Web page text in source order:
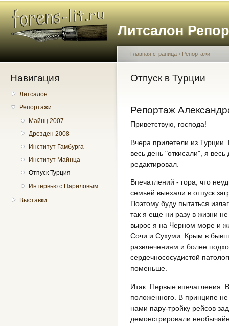
Литсалон
Навигация
Литсалон
Репортажи
Майнц 2007
Дрезден 2008
Институт Гамбурга
Институт Майнца
Отпуск Турция
Интервью с Париловым
Выставки
Вы здесь
Главная страница › Репортажи
Отпуск в Турции
Репортаж
Приветствую, господа!
Вчера прилетели из
весь день "откисали", я
редактировал.
Впечатлений - гора, что
семьей выехали в отпуск
Поэтому буду пытаться
так я еще ни разу в жизни
вырос я на Черном море и
Сочи и Сухуми. Крым в
развлечениям и более
сердечнососудистой
поменьше.
Итак. Первые впечатления.
положенного. В принципе
нами пару-тройку рейсов
демонстрировали